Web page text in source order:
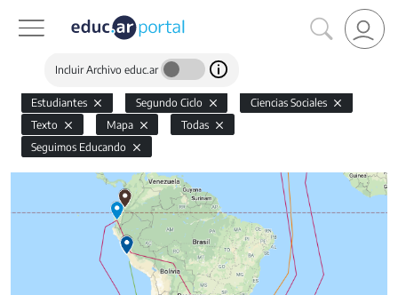
Incluir Archivo educ.ar
Estudiantes Segundo Ciclo
Ciencias Sociales
Texto
Mapa
Todas
Seguimos Educando